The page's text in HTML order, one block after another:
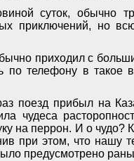
суток, обычно
приключений, но
приходил с
по телефону в такое
поезд прибыл на
чудеса
на перрон. И о
при этом, что нашу
предусмотрено